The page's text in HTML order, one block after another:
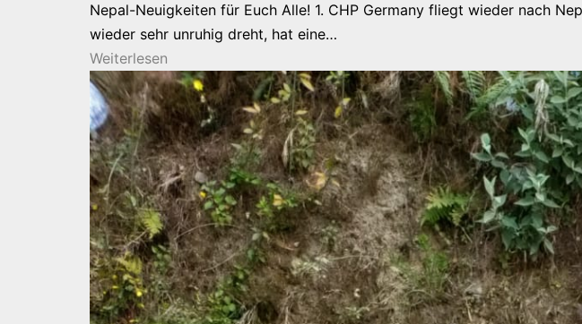
Nepal-Neuigkeiten für Euch Alle! 1. CHP Germany fliegt wieder nach
wieder sehr unruhig dreht, hat eine…
Weiterlesen